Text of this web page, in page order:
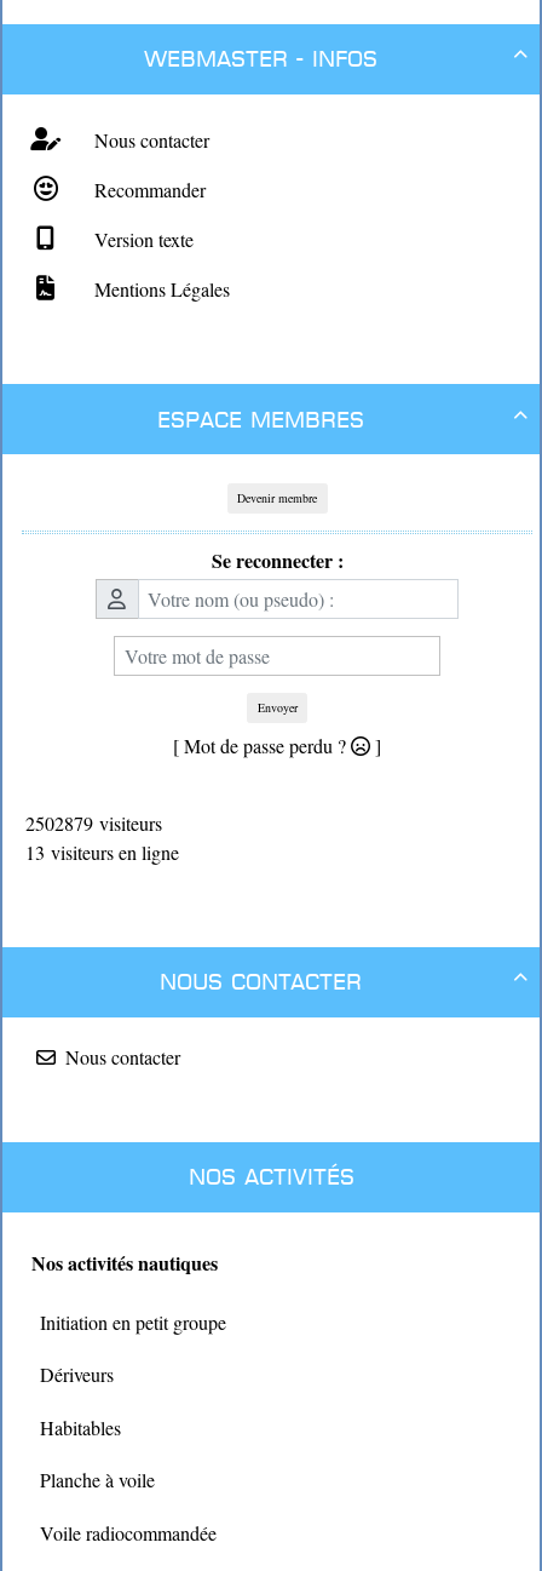

Webmaster - Infos
Nous contacter
Recommander
Version texte
Mentions Légales

Espace membres
Devenir membre
Se reconnecter :
Envoyer
[ Mot de passe perdu ? ]
2502879 visiteurs
13 visiteurs en ligne

Nous contacter
Nous contacter
Nos activités
Nos activités nautiques
Initiation en petit groupe
Dériveurs
Habitables
Planche à voile
Voile radiocommandée